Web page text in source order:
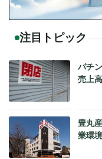
注目トピック
パチ
売上
豊丸
業環